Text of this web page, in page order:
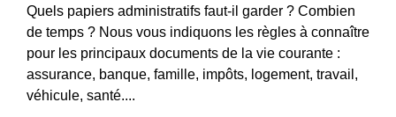
Quels papiers administratifs faut-il garder ? Combien
de temps ? Nous vous indiquons les règles à connaître
pour les principaux documents de la vie courante :
assurance, banque, famille, impôts, logement, travail,
véhicule, santé....